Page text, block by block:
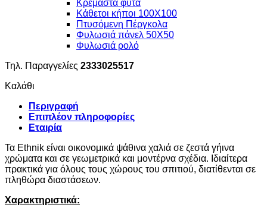
Κρεμαστά φυτά
Κάθετοι κήποι 100Χ100
Πτυσόμενη Πέργκολα
Φυλωσιά πάνελ 50Χ50
Φυλωσιά ρολό
Τηλ. Παραγγελίες 2333025517
Καλάθι
Περιγραφή
Επιπλέον πληροφορίες
Εταιρία
Τα Ethnik είναι οικονομικά ψάθινα χαλιά σε ζεστά γήινα
χρώματα και σε γεωμετρικά και μοντέρνα σχέδια. Ιδιαίτερα
πρακτικά για όλους τους χώρους του σπιτιού, διατίθενται σε
πληθώρα διαστάσεων.
Χαρακτηριστικά: